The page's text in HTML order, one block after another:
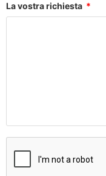
La vostra richiesta